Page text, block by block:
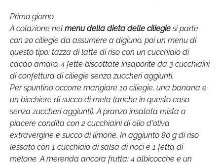
Primo giorno
A colazione nel menu della dieta delle ciliegiesi parte
con 20 ciliegie da assumere a digiuno, poi un menu di
questo tipo: tazza di latte di riso con un cucchiaio di
cacao amaro, 4 fette biscottate insaporite da 3 cucchiaini
di confettura di ciliegie senza zuccheri aggiunti.
Per spuntino occorre mangiare 10 ciliegie, una banana e
un bicchiere di succo di mela (anche in questo caso
senza zuccheri aggiunti). A pranzo insalata mista a
piacere condita con 2 cucchiaini di olio d'oliva
extravergine e succo di limone. In aggiunto 80 g di riso
lessato con 1 cucchiaio di salsa di noci e 1 fetta di
melone. A merenda ancora frutta: 4 albicocche e un